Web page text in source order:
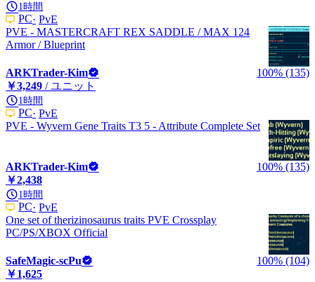
1時間
PC PvE
PVE - MASTERCRAFT REX SADDLE / MAX 124
Armor / Blueprint
ARKTrader-Kim
100% (135)
￥3,249 / ユニット
1時間
PC PvE
PVE - Wyvern Gene Traits T3 5 - Attribute Complete Set
ARKTrader-Kim
100% (135)
￥2,438
1時間
PC PvE
One set of therizinosaurus traits PVE Crossplay
PC/PS/XBOX Official
SafeMagic-scPu
100% (104)
￥1,625